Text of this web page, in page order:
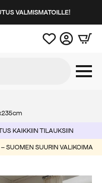
VALMISMATOILLE!
KAIKKIIN TILAUKSIIN
SUOMEN SUURIN VALIKOIMA